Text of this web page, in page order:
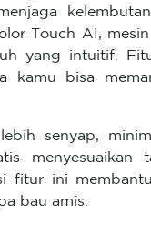
Touch AI,
yang intuitif.
kamu bisa
senyap,
menyesuaikan
fitur ini
bau amis.